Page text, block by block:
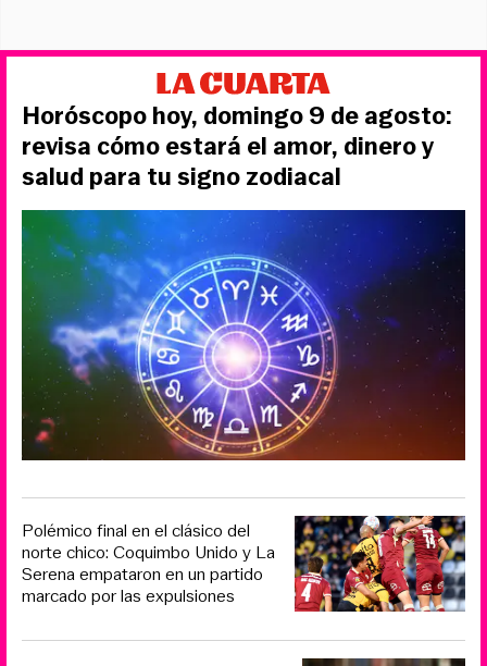
Horóscopo hoy, domingo 9 de agosto:
revisa cómo estará el amor, dinero y
salud para tu signo zodiacal
Polémico final en el clásico del
norte chico: Coquimbo Unido y La
Serena empataron en un partido
marcado por las expulsiones